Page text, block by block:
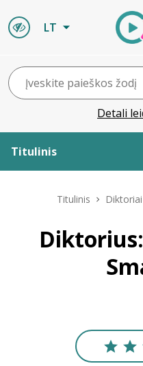
LT
Detali
Titulinis
Leidiniai
Bibliotekoms
Titulinis Diktoriai